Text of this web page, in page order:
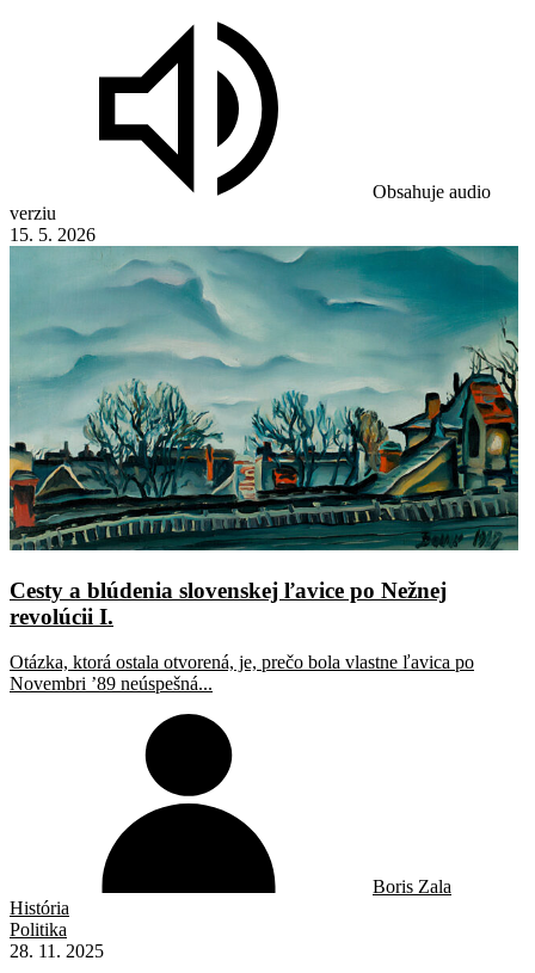
Obsahuje audio
verziu
15. 5. 2026
Cesty a blúdenia slovenskej ľavice po Nežnej
revolúcii I.
Otázka, ktorá ostala otvorená, je, prečo bola vlastne ľavica po
Novembri ’89 neúspešná...
Boris Zala
História
Politika
28. 11. 2025